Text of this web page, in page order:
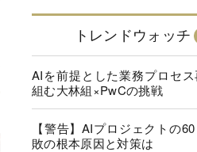
トレンドウォッチ
AIを前提とした業務プロセ
組む大林組×PwCの挑戦
【警告】AIプロジェクトの
敗の根本原因と対策は